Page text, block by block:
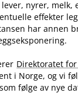
nyrer, melk,
effekter
har annen
Direktoratet
i Norge, og vi
følge av nye